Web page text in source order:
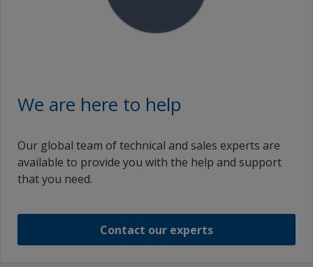
We are here to help
Our global team of technical and sales experts are
available to provide you with the help and support
that you need.
Contact our experts